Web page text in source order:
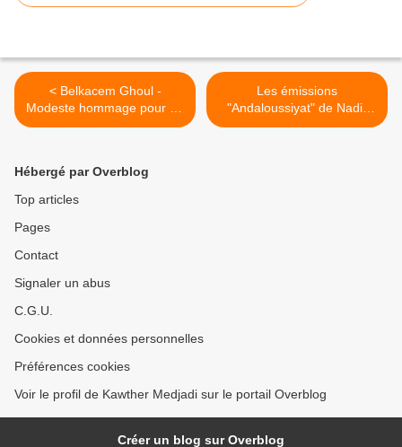
< Belkacem Ghoul -
Modeste hommage pour un
grand artiste
Les émissions
"Andaloussiyat" de Nadir
Marouf sur Radio Oran >
Hébergé par Overblog
Top articles
Pages
Contact
Signaler un abus
C.G.U.
Cookies et données personnelles
Préférences cookies
Voir le profil de Kawther Medjadi sur le portail Overblog
Créer un blog sur Overblog